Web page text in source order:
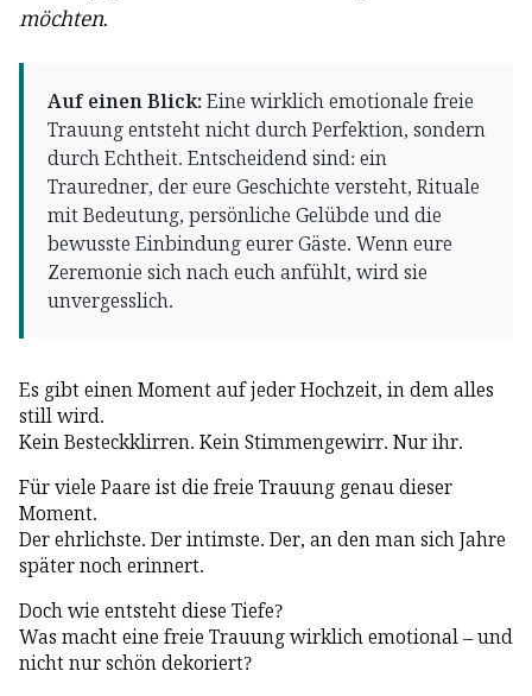
möchten.
Auf einen Blick: Eine wirklich emotionale freie
Trauung entsteht nicht durch Perfektion, sondern
durch Echtheit. Entscheidend sind: ein
Trauredner, der eure Geschichte versteht, Rituale
mit Bedeutung, persönliche Gelübde und die
bewusste Einbindung eurer Gäste. Wenn eure
Zeremonie sich nach euch anfühlt, wird sie
unvergesslich.
Es gibt einen Moment auf jeder Hochzeit, in dem alles
still wird.
Kein Besteckklirren. Kein Stimmengewirr. Nur ihr.
Für viele Paare ist die freie Trauung genau dieser
Moment.
Der ehrlichste. Der intimste. Der, an den man sich Jahre
später noch erinnert.
Doch wie entsteht diese Tiefe?
Was macht eine freie Trauung wirklich emotional – und
nicht nur schön dekoriert?